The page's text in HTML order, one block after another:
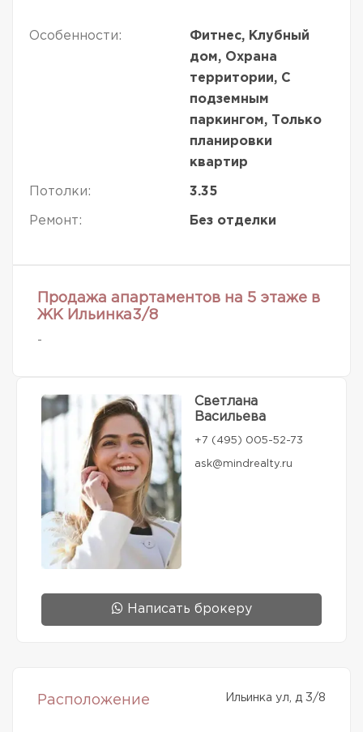
Особенности:
Фитнес, Клубный
дом, Охрана
территории, С
подземным
паркингом, Только
планировки
квартир
Потолки: 3.35
Ремонт: Без отделки
Продажа апартаментов на 5 этаже в
ЖК Ильинка3/8
-
Светлана
Васильева
+7 (495) 005-52-73
ask@mindrealty.ru
Написать брокеру
Расположение Ильинка ул, д 3/8